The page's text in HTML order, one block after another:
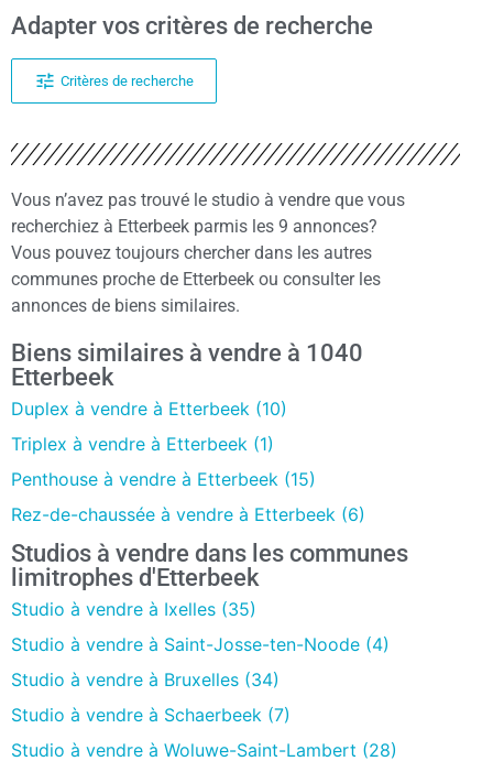
Adapter vos critères de recherche
Critères de recherche
Vous n’avez pas trouvé le studio à vendre que vous
recherchiez à Etterbeek parmis les 9 annonces?
Vous pouvez toujours chercher dans les autres
communes proche de Etterbeek ou consulter les
annonces de biens similaires.
Biens similaires à vendre à 1040
Etterbeek
Duplex à vendre à Etterbeek (10)
Triplex à vendre à Etterbeek (1)
Penthouse à vendre à Etterbeek (15)
Rez-de-chaussée à vendre à Etterbeek (6)
Studios à vendre dans les communes
limitrophes d'Etterbeek
Studio à vendre à Ixelles (35)
Studio à vendre à Saint-Josse-ten-Noode (4)
Studio à vendre à Bruxelles (34)
Studio à vendre à Schaerbeek (7)
Studio à vendre à Woluwe-Saint-Lambert (28)